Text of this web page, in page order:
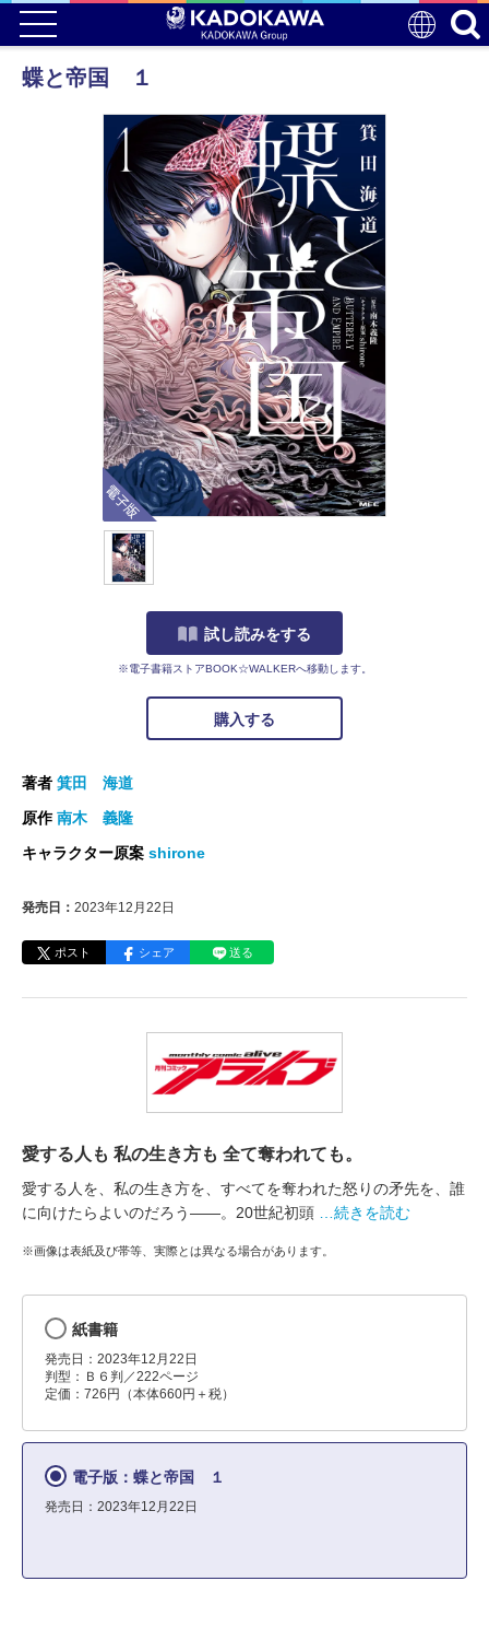
蝶と帝国 １
電子版
試し読みをする
※電子書籍ストアBOOK☆WALKERへ移動します。
購入する
著者 箕田 海道
原作南木 義隆
キャラクター原案 shirone
発売日： 2023年12月22日
ポスト シェア 送る
愛する人も 私の生き方も 全て奪われても。
愛する人を、私の生き方を、すべてを奪われた怒りの矛先を、誰
に向けたらよいのだろう――。20世紀初頭
…続きを読む
※画像は表紙及び帯等、実際とは異なる場合があります。
紙書籍
発売日：2023年12月22日
判型：Ｂ６判／222ページ
定価：726円（本体660円＋税）
電子版：蝶と帝国 １
発売日：2023年12月22日